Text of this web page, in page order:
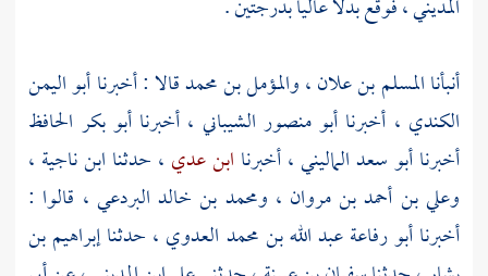
المديني، فوقع بدلا عاليا بدرجتين .
أنبأناالمسلم بن علان،والمؤمل بن محمدقالا : أخبرناأبو اليمن
الكندي ، أخبرنا أبو منصور الشيباني ، أخبرناأبو بكر الحافظ
أخبرناأبو سعد الماليني، أخبرنا ابن عدي ، حدثنا ابن ناجية ،
وعلي بن أحمد بن مروان ، ومحمد بن خالد البردعي ، قالوا :
أخبرناأبو رفاعة عبد الله بن محمد العدوي ، حدثناإبراهيم بن